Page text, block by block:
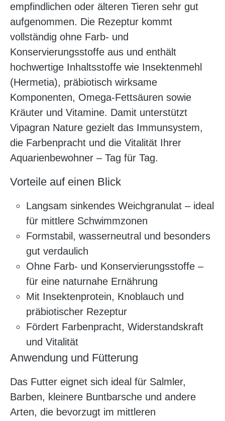
empfindlichen oder älteren Tieren sehr gut
aufgenommen. Die Rezeptur kommt
vollständig ohne Farb- und
Konservierungsstoffe aus und enthält
hochwertige Inhaltsstoffe wie Insektenmehl
(Hermetia), präbiotisch wirksame
Komponenten, Omega-Fettsäuren sowie
Kräuter und Vitamine. Damit unterstützt
Vipagran Nature gezielt das Immunsystem,
die Farbenpracht und die Vitalität Ihrer
Aquarienbewohner – Tag für Tag.
Vorteile auf einen Blick
Langsam sinkendes Weichgranulat – ideal
für mittlere Schwimmzonen
Formstabil, wasserneutral und besonders
gut verdaulich
Ohne Farb- und Konservierungsstoffe –
für eine naturnahe Ernährung
Mit Insektenprotein, Knoblauch und
präbiotischer Rezeptur
Fördert Farbenpracht, Widerstandskraft
und Vitalität
Anwendung und Fütterung
Das Futter eignet sich ideal für Salmler,
Barben, kleinere Buntbarsche und andere
Arten, die bevorzugt im mittleren